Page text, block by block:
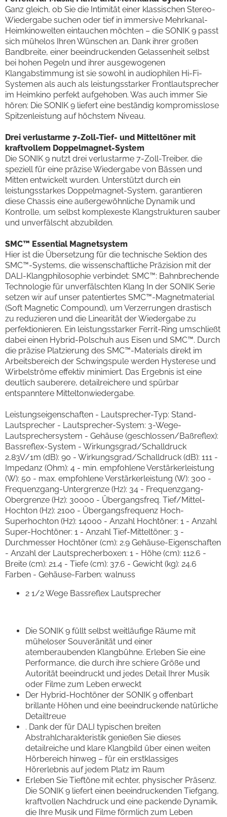
Ganz gleich, ob Sie die Intimität einer klassischen Stereo-
Wiedergabe suchen oder tief in immersive Mehrkanal-
Heimkinowelten eintauchen möchten – die SONIK 9 passt
sich mühelos Ihren Wünschen an. Dank ihrer großen
Bandbreite, einer beeindruckenden Gelassenheit selbst
bei hohen Pegeln und ihrer ausgewogenen
Klangabstimmung ist sie sowohl in audiophilen Hi-Fi-
Systemen als auch als leistungsstarker Frontlautsprecher
im Heimkino perfekt aufgehoben. Was auch immer Sie
hören: Die SONIK 9 liefert eine beständig kompromisslose
Spitzenleistung auf höchstem Niveau.
Drei verlustarme 7-Zoll-Tief- und Mitteltöner mit
kraftvollem Doppelmagnet-System
Die SONIK 9 nutzt drei verlustarme 7-Zoll-Treiber, die
speziell für eine präzise Wiedergabe von Bässen und
Mitten entwickelt wurden. Unterstützt durch ein
leistungsstarkes Doppelmagnet-System, garantieren
diese Chassis eine außergewöhnliche Dynamik und
Kontrolle, um selbst komplexeste Klangstrukturen sauber
und unverfälscht abzubilden.
SMC™ Essential Magnetsystem
Hier ist die Übersetzung für die technische Sektion des
SMC™-Systems, die wissenschaftliche Präzision mit der
DALI-Klangphilosophie verbindet: SMC™: Bahnbrechende
Technologie für unverfälschten Klang In der SONIK Serie
setzen wir auf unser patentiertes SMC™-Magnetmaterial
(Soft Magnetic Compound), um Verzerrungen drastisch
zu reduzieren und die Linearität der Wiedergabe zu
perfektionieren. Ein leistungsstarker Ferrit-Ring umschließt
dabei einen Hybrid-Polschuh aus Eisen und SMC™. Durch
die präzise Platzierung des SMC™-Materials direkt im
Arbeitsbereich der Schwingspule werden Hysterese und
Wirbelströme effektiv minimiert. Das Ergebnis ist eine
deutlich sauberere, detailreichere und spürbar
entspanntere Mitteltonwiedergabe.
Leistungseigenschaften - Lautsprecher-Typ: Stand-
Lautsprecher - Lautsprecher-System: 3-Wege-
Lautsprechersystem - Gehäuse (geschlossen/Baßreflex):
Bassreflex-System - Wirkungsgrad/Schalldruck
2,83V/1m (dB): 90 - Wirkungsgrad/Schalldruck (dB): 111 -
Impedanz (Ohm): 4 - min. empfohlene Verstärkerleistung
(W): 50 - max. empfohlene Verstärkerleistung (W): 300 -
Frequenzgang-Untergrenze (Hz): 34 - Frequenzgang-
Obergrenze (Hz): 30000 - Übergangsfreq. Tief/Mittel-
Hochton (Hz): 2100 - Übergangsfrequenz Hoch-
Superhochton (Hz): 14000 - Anzahl Hochtöner: 1 - Anzahl
Super-Hochtöner: 1 - Anzahl Tief-Mitteltöner: 3 -
Durchmesser Hochtöner (cm): 2.9 Gehäuse-Eigenschaften
- Anzahl der Lautsprecherboxen: 1 - Höhe (cm): 112.6 -
Breite (cm): 21.4 - Tiefe (cm): 37.6 - Gewicht (kg): 24.6
Farben - Gehäuse-Farben: walnuss
2 1/2 Wege Bassreflex Lautsprecher
Die SONIK 9 füllt selbst weitläufige Räume mit
müheloser Souveränität und einer
atemberaubenden Klangbühne. Erleben Sie eine
Performance, die durch ihre schiere Größe und
Autorität beeindruckt und jedes Detail Ihrer Musik
oder Filme zum Leben erweckt
Der Hybrid-Hochtöner der SONIK 9 offenbart
brillante Höhen und eine beeindruckende natürliche
Detailtreue
. Dank der für DALI typischen breiten
Abstrahlcharakteristik genießen Sie dieses
detailreiche und klare Klangbild über einen weiten
Hörbereich hinweg – für ein erstklassiges
Hörerlebnis auf jedem Platz im Raum
Erleben Sie Tieftöne mit echter, physischer Präsenz.
Die SONIK 9 liefert einen beeindruckenden Tiefgang,
kraftvollen Nachdruck und eine packende Dynamik,
die Ihre Musik und Filme förmlich zum Leben